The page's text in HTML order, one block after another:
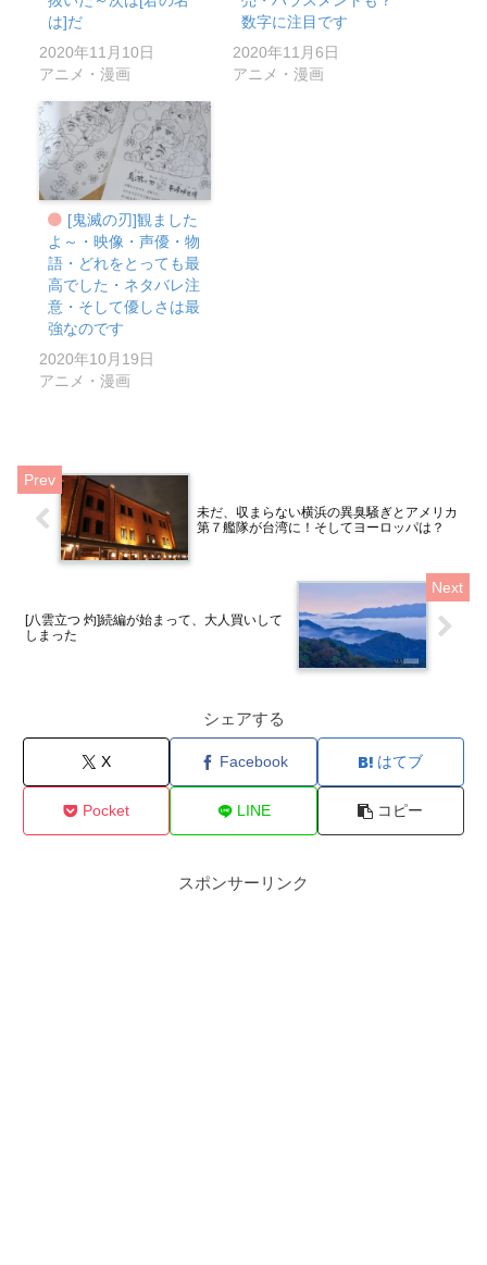
は]だ
2020年11月10日
アニメ・漫画
数字に注目です
2020年11月6日
アニメ・漫画
[鬼滅の刃]観ました
よ～・映像・声優・物
語・どれをとっても最
高でした・ネタバレ注
意・そして優しさは最
強なのです
2020年10月19日
アニメ・漫画
未だ、収まらない横浜の異臭騒ぎとアメリカ
第７艦隊が台湾に！そしてヨーロッパは？
[八雲立つ 灼]続編が始まって、大人買いして
しまった
シェアする
X Facebook はてブ
Pocket LINE コピー
スポンサーリンク